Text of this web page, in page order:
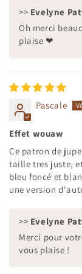
>> Evelyne
Oh merci
plaise ❤
Pascale
Effet wouaw
Ce patron de
taille tres juste,
bleu foncé et
une version
>> Evelyne
Merci pour
vous plaise !